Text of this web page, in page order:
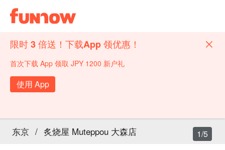
限时 3 倍送！下载App 领优惠！
首次下载 App 领取 JPY 1200 新户礼
使用 App
东京 / 炙烧屋 Muteppou 大森店 1/5